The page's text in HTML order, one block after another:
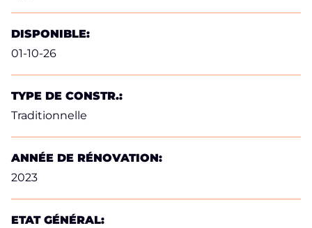
DISPONIBLE:
01-10-26
TYPE DE CONSTR.:
Traditionnelle
ANNÉE DE RÉNOVATION:
2023
ETAT GÉNÉRAL: